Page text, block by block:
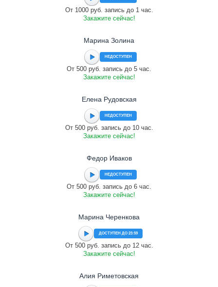
От 1000 руб. запись до 1 час.
Закажите сейчас!
Марина Золина
НЕДОСТУПЕН
От 500 руб. запись до 5 час.
Закажите сейчас!
Елена Рудовская
НЕДОСТУПЕН
От 500 руб. запись до 10 час.
Закажите сейчас!
Федор Иваков
НЕДОСТУПЕН
От 500 руб. запись до 6 час.
Закажите сейчас!
Марина Черенкова
ДОСТУПЕН ДО 23:59
От 500 руб. запись до 12 час.
Закажите сейчас!
Алия Риметовская